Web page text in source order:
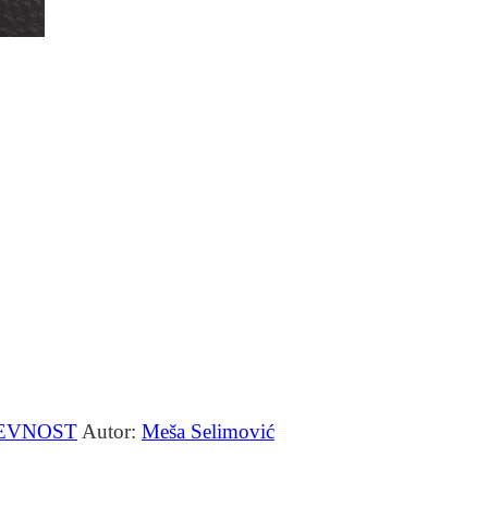
Autor: Meša Selimović